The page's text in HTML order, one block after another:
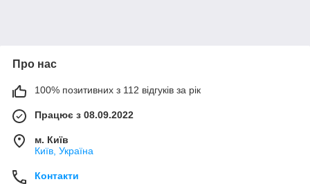
Про нас
100% позитивних з 112 відгуків за рік
Працює з 08.09.2022
м. Київ
Київ, Україна
Контакти